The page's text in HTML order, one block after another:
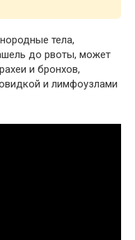
тела,
до рвоты, может
и бронхов,
и лимфоузлами